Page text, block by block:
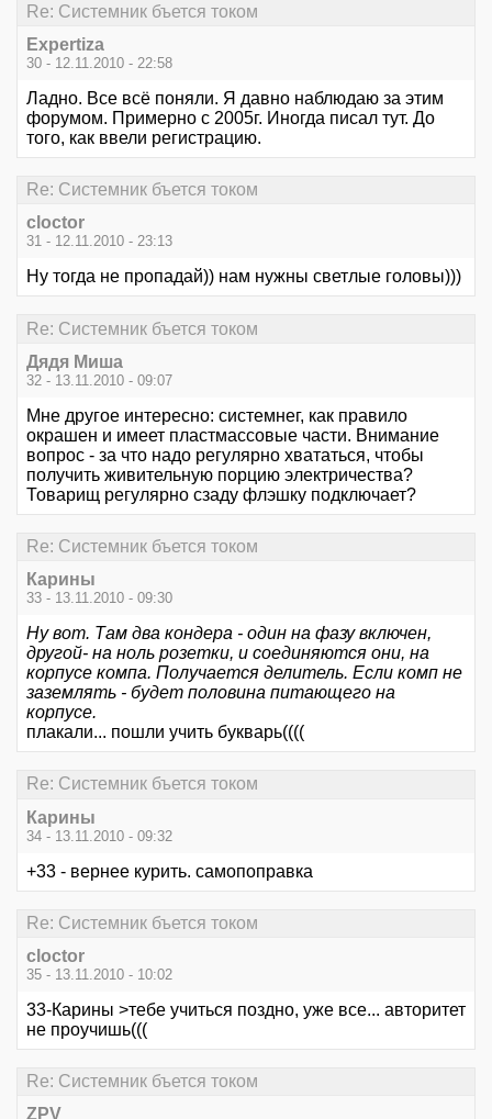
Re: Системник бъется током
Expertiza
30 - 12.11.2010 - 22:58
Ладно. Все всё поняли. Я давно наблюдаю за этим
форумом. Примерно с 2005г. Иногда писал тут. До
того, как ввели регистрацию.
Re: Системник бъется током
cloctor
31 - 12.11.2010 - 23:13
Ну тогда не пропадай)) нам нужны светлые головы)))
Re: Системник бъется током
Дядя Миша
32 - 13.11.2010 - 09:07
Мне другое интересно: системнег, как правило
окрашен и имеет пластмассовые части. Внимание
вопрос - за что надо регулярно хвататься, чтобы
получить живительную порцию электричества?
Товарищ регулярно сзаду флэшку подключает?
Re: Системник бъется током
Карины
33 - 13.11.2010 - 09:30
Ну вот. Там два кондера - один на фазу включен,
другой- на ноль розетки, и соединяются они, на
корпусе компа. Получается делитель. Если комп не
заземлять - будет половина питающего на
корпусе.
плакали... пошли учить букварь((((
Re: Системник бъется током
Карины
34 - 13.11.2010 - 09:32
+33 - вернее курить. самопоправка
Re: Системник бъется током
cloctor
35 - 13.11.2010 - 10:02
33-Карины >тебе учиться поздно, уже все... авторитет
не проучишь(((
Re: Системник бъется током
ZPV